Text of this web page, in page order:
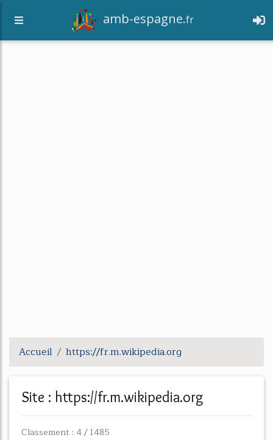
amb-espagne.fr
Accueil https://fr.m.wikipedia.org
Site : https://fr.m.wikipedia.org
Classement : 4 / 1485